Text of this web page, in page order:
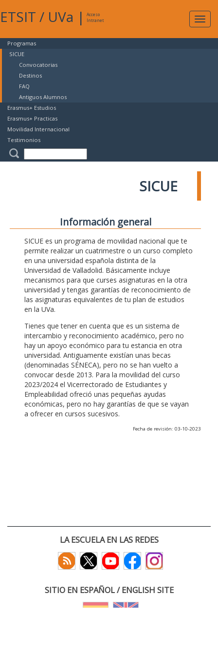
ETSIT / UVa |
Acceso
Intranet
Programas
SICUE
Convocatorias
Destinos
FAQ
Antiguos Alumnos
Erasmus+ Estudios
Erasmus+ Practicas
Movilidad Internacional
Testimonios
SICUE
Información general
SICUE es un programa de movilidad nacional que te
permite realizar un cuatrimestre o un curso completo
en una universidad española distinta de la
Universidad de Valladolid. Básicamente incluye
mecanismos para que curses asignaturas en la otra
universidad y tengas garantías de reconocimiento de
las asignaturas equivalentes de tu plan de estudios
en la UVa.
Tienes que tener en cuenta que es un sistema de
intercambio y reconocimiento académico, pero no
hay un apoyo económico para tu estancia en otra
universidad. Antiguamente existían unas becas
(denominadas SÉNECA), pero no se han vuelto a
convocar desde 2013. Para la movilidad del curso
2023/2024 el Vicerrectorado de Estudiantes y
Empleabilidad ofreció unas pequeñas ayudas
económicas, pero no hay garantías de que se vayan
a ofrecer en cursos sucesivos.
Fecha de revisión: 03-10-2023
LA ESCUELA EN LAS REDES
SITIO EN ESPAÑOL / ENGLISH SITE